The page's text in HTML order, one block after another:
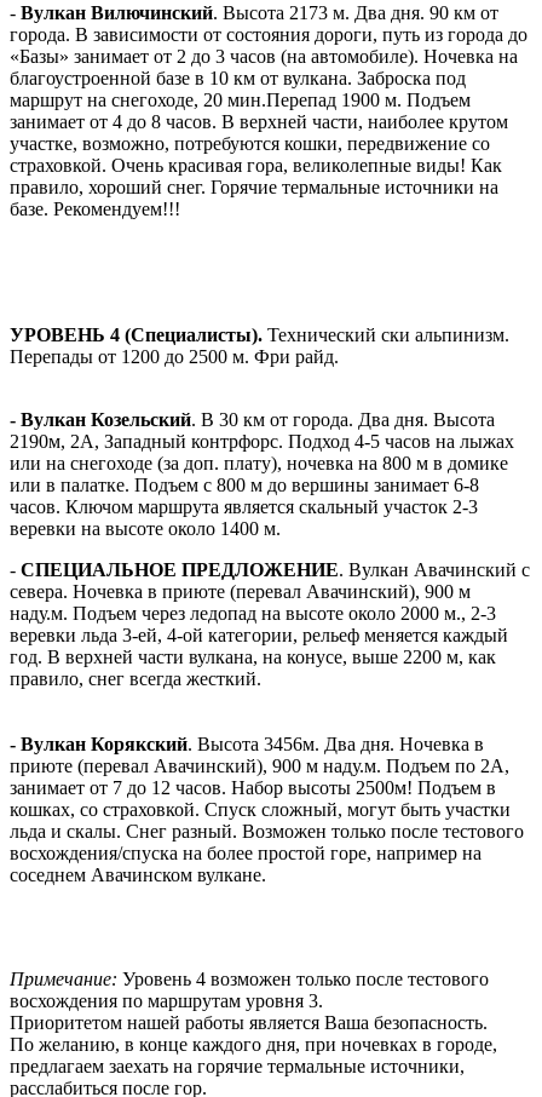
- Вулкан Вилючинский. Высота 2173 м. Два дня. 90 км от
города. В зависимости от состояния дороги, путь из города до
«Базы» занимает от 2 до 3 часов (на автомобиле). Ночевка на
благоустроенной базе в 10 км от вулкана. Заброска под
маршрут на снегоходе, 20 мин.Перепад 1900 м. Подъем
занимает от 4 до 8 часов. В верхней части, наиболее крутом
участке, возможно, потребуются кошки, передвижение со
страховкой. Очень красивая гора, великолепные виды! Как
правило, хороший снег. Горячие термальные источники на
базе. Рекомендуем!!!
УРОВЕНЬ 4 (Специалисты). Технический ски альпинизм.
Перепады от 1200 до 2500 м. Фри райд.
- Вулкан Козельский. В 30 км от города. Два дня. Высота
2190м, 2А, Западный контрфорс. Подход 4-5 часов на лыжах
или на снегоходе (за доп. плату), ночевка на 800 м в домике
или в палатке. Подъем с 800 м до вершины занимает 6-8
часов. Ключом маршрута является скальный участок 2-3
веревки на высоте около 1400 м.
- СПЕЦИАЛЬНОЕ ПРЕДЛОЖЕНИЕ. Вулкан Авачинский с
севера. Ночевка в приюте (перевал Авачинский), 900 м
наду.м. Подъем через ледопад на высоте около 2000 м., 2-3
веревки льда 3-ей, 4-ой категории, рельеф меняется каждый
год. В верхней части вулкана, на конусе, выше 2200 м, как
правило, снег всегда жесткий.
- Вулкан Корякский. Высота 3456м. Два дня. Ночевка в
приюте (перевал Авачинский), 900 м наду.м. Подъем по 2А,
занимает от 7 до 12 часов. Набор высоты 2500м! Подъем в
кошках, со страховкой. Спуск сложный, могут быть участки
льда и скалы. Снег разный. Возможен только после тестового
восхождения/спуска на более простой горе, например на
соседнем Авачинском вулкане.
Примечание: Уровень 4 возможен только после тестового
восхождения по маршрутам уровня 3.
Приоритетом нашей работы является Ваша безопасность.
По желанию, в конце каждого дня, при ночевках в городе,
предлагаем заехать на горячие термальные источники,
расслабиться после гор.